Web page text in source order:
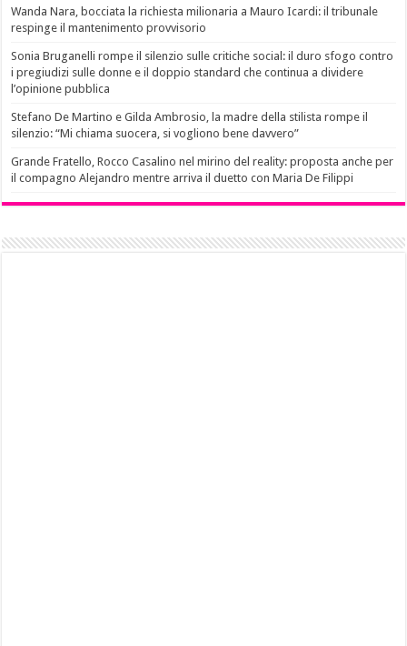
Wanda Nara, bocciata la richiesta milionaria a Mauro Icardi: il tribunale
respinge il mantenimento provvisorio
Sonia Bruganelli rompe il silenzio sulle critiche social: il duro sfogo contro
i pregiudizi sulle donne e il doppio standard che continua a dividere
l’opinione pubblica
Stefano De Martino e Gilda Ambrosio, la madre della stilista rompe il
silenzio: “Mi chiama suocera, si vogliono bene davvero”
Grande Fratello, Rocco Casalino nel mirino del reality: proposta anche per
il compagno Alejandro mentre arriva il duetto con Maria De Filippi